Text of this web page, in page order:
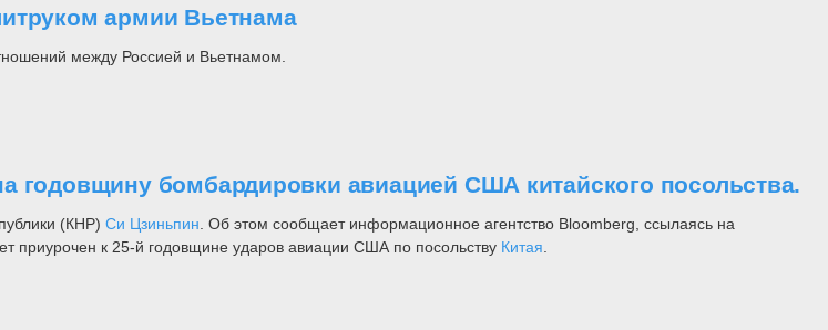
армии Вьетнама
между Россией и Вьетнамом.
годовщину бомбардировки авиацией США китайского посольства.
(КНР) Си Цзиньпин . Об этом сообщает информационное агентство Bloomberg, ссылаясь на
приурочен к 25-й годовщине ударов авиации США по посольству Китая